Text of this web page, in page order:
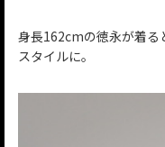
身長162cmの徳永が着る
スタイルに。